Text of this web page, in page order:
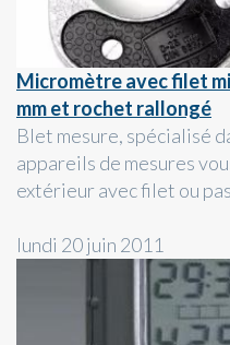
Micromètre avec filet
mm et rochet rallongé
Blet mesure, spécialisé
appareils de mesures
extérieur avec filet ou
lundi 20 juin 2011